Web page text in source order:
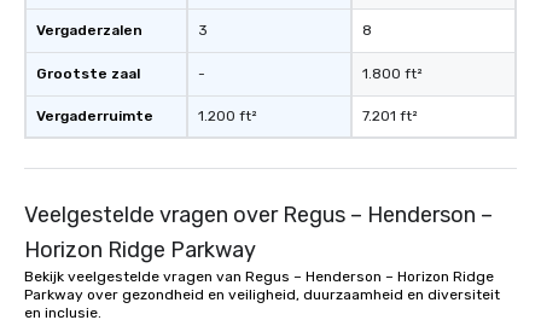
Vergaderzalen
Grootste zaal
Vergaderruimte
3
-
1.200 ft²
8
1.800 ft²
7.201 ft²
Veelgestelde vragen over Regus – Henderson –
Horizon Ridge Parkway
Bekijk veelgestelde vragen van Regus – Henderson – Horizon Ridge
Parkway over gezondheid en veiligheid, duurzaamheid en diversiteit
en inclusie.